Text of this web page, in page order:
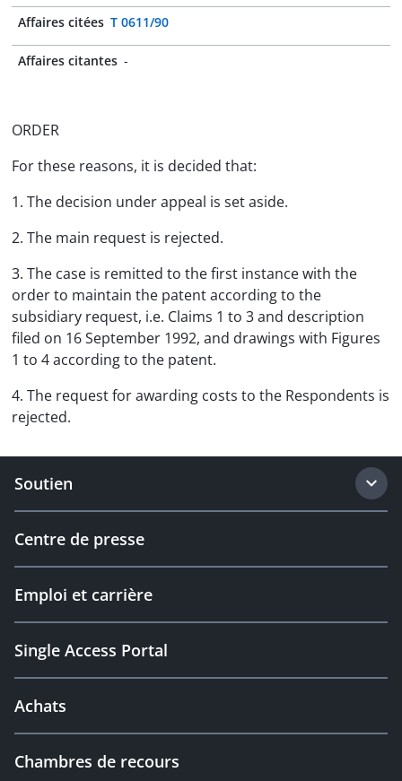
Affaires citées T 0611/90
Affaires citantes -
ORDER
For these reasons, it is decided that:
1. The decision under appeal is set aside.
2. The main request is rejected.
3. The case is remitted to the first instance with the
order to maintain the patent according to the
subsidiary request, i.e. Claims 1 to 3 and description
filed on 16 September 1992, and drawings with Figures
1 to 4 according to the patent.
4. The request for awarding costs to the Respondents is
rejected.
Soutien
Centre de presse
Emploi et carrière
Single Access Portal
Achats
Chambres de recours